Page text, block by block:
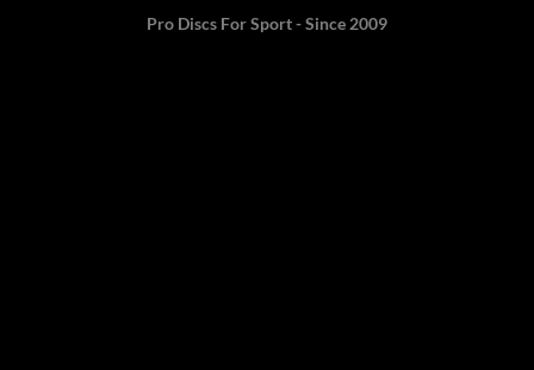
Pro Discs For Sport - Since 2009